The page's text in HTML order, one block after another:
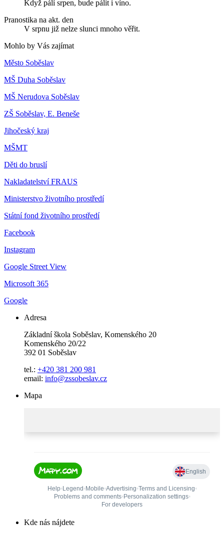
Když pálí srpen, bude pálit i víno.
Pranostika na akt. den
V srpnu již nelze slunci mnoho věřit.
Mohlo by Vás zajímat
Město Soběslav
MŠ Duha Soběslav
MŠ Nerudova Soběslav
ZŠ Soběslav, E. Beneše
Jihočeský kraj
MŠMT
Děti do bruslí
Nakladatelství FRAUS
Ministerstvo životního prostředí
Státní fond životního prostředí
Facebook
Instagram
Google Street View
Microsoft 365
Google
Adresa
Základní škola Soběslav, Komenského 20
Komenského 20/22
392 01 Soběslav
tel.: +420 381 200 981
email: info@zssobeslav.cz
Mapa
Kde nás nájdete